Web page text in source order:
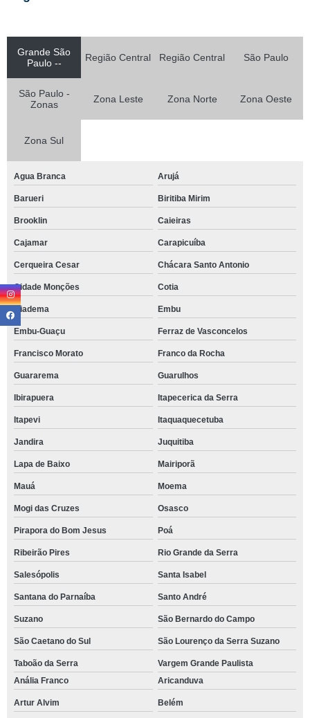
Grande São
Paulo --
Região Central Região Central São Paulo
São Paulo -
Zonas
Zona Leste Zona Norte Zona Oeste
Zona Sul
Agua Branca Arujá
Barueri Biritiba Mirim
Brooklin Caieiras
Cajamar Carapicuíba
Cerqueira Cesar Chácara Santo Antonio
Cidade Monções Cotia
Diadema Embu
Embu-Guaçu Ferraz de Vasconcelos
Francisco Morato Franco da Rocha
Guararema Guarulhos
Ibirapuera Itapecerica da Serra
Itapevi Itaquaquecetuba
Jandira Juquitiba
Lapa de Baixo Mairiporã
Mauá Moema
Mogi das Cruzes Osasco
Pirapora do Bom Jesus Poá
Ribeirão Pires Rio Grande da Serra
Salesópolis Santa Isabel
Santana do Parnaíba Santo André
Suzano São Bernardo do Campo
São Caetano do Sul São Lourenço da Serra Suzano
Taboão da Serra
Vargem Grande Paulista
Anália Franco
Aricanduva
Artur Alvim Belém